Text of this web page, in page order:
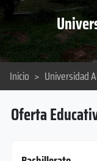
Inicio > Universidad
Oferta